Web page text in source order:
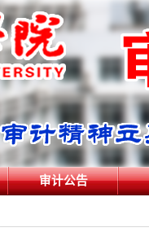
审计公告